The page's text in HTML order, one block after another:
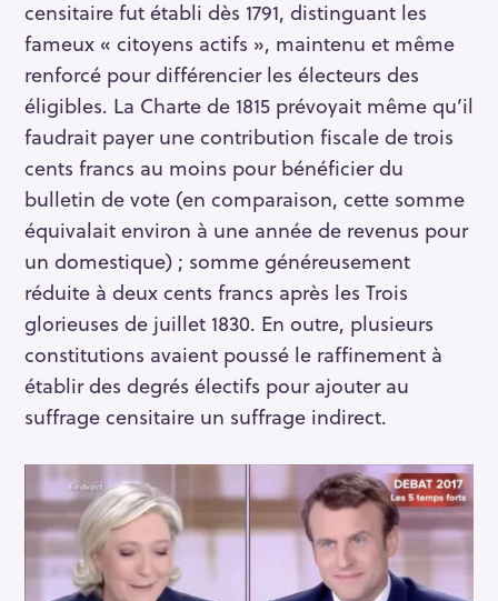
censitaire fut établi dès 1791, distinguant les
fameux « citoyens actifs », maintenu et même
renforcé pour différencier les électeurs des
éligibles. La Charte de 1815 prévoyait même qu’il
faudrait payer une contribution fiscale de trois
cents francs au moins pour bénéficier du
bulletin de vote (en comparaison, cette somme
équivalait environ à une année de revenus pour
un domestique) ; somme généreusement
réduite à deux cents francs après les Trois
glorieuses de juillet 1830. En outre, plusieurs
constitutions avaient poussé le raffinement à
établir des degrés électifs pour ajouter au
suffrage censitaire un suffrage indirect.